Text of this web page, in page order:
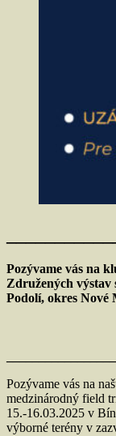
Pozývame vás na
Združených výstav
Podolí, okres Nové
Pozývame vás na
medzinárodný field
15.-16.03.2025 v
výborné terény v